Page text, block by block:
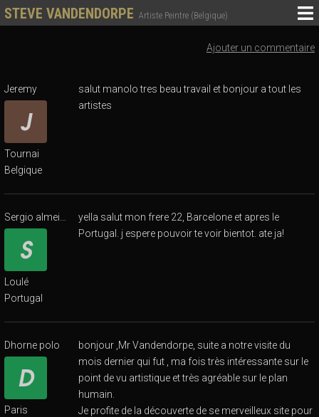
STEVE VANDENDORPE Artiste Peintre (Belgique)
Ajouter un commentaire
Jeremy
Tournai
Belgique
salut manolo tres beau travail et bonjour a tout les
artistes
Loulé
Portugal
yella salut mon frere 22, Barcelone et apres le
Portugal. j espere pouvoir te voir bientot. ate ja!
Dhorne polo
Paris
bonjour ,Mr Vandendorpe, suite a notre visite du
mois dernier qui fut , ma fois très intéressante sur le
point de vu artistique et très agréable sur le plan
humain.
Je profite de la découverte de se merveilleux site pour